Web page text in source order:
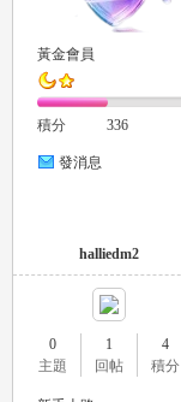
黃金會員
積分 336
發消息
halliedm2
0
主題
1
回帖
4
積分